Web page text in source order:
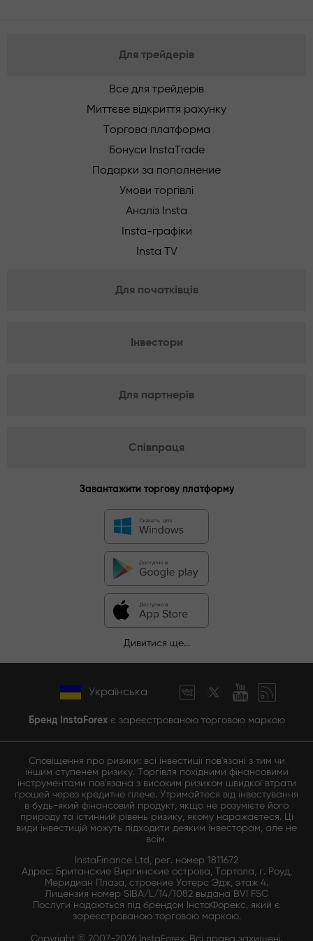
Для трейдерів
Все для трейдерів
Миттєве відкриття рахунку
Торгова платформа
Бонуси InstaTrade
Подарки за пополнение
Умови торгівлі
Аналіз Insta
Insta-графіки
Insta TV
Для початківців
Інвестори
Для партнерів
Співпраця
Завантажити торгову платформу
Дивитися ще...
Українська
Бренд InstaForexє зареєстрованою торговою маркою
Сповіщення про ризики: всі інвестиції пов'язані з тим чи
іншим ступенем ризику. Торгівля похідними фінансовими
інструментами пов'язана з високим ризиком швидкої втрати
грошей через кредитне плече. Утримайтеся від інвестування
в будь-який фінансовий продукт, якщо не розумієте його
природу та істинний рівень ризику, якому наражаєтеся. Ці
види інвестицій можуть підходити деяким інвесторам, але не
всім.
InstaFinance Ltd, рег. номер 1811672
Адрес: Британские Виргинские острова, Тортола, г. Роуд,
Меридиан Плаза, строение Уотерс Эдж, этаж 4.
Лицензия номер SIBA/L/14/1082 выдана BVI FSC
Послуги надаються під брендом ІнстаФорекс, який є
зареєстрованою торговою маркою.
Copyright © 2007-2026 InstaForex. Всі права захищені.